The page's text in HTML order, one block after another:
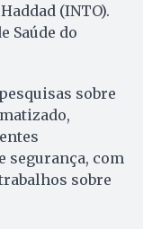
(INTO).
Saúde do
sobre
segurança, com
sobre